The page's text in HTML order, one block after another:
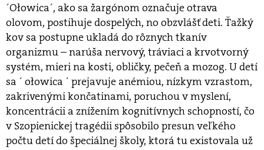
´Ołowica´, ako sa žargónom označuje otrava
olovom, postihuje dospelých, no obzvlášť deti. Ťažký
kov sa postupne ukladá do rôznych tkanív
organizmu – narúša nervový, tráviaci a krvotvorný
systém, mieri na kosti, obličky, pečeň a mozog. U detí
sa ´ ołowica ´ prejavuje anémiou, nízkym vzrastom,
zakrivenými končatinami, poruchou v myslení,
koncentrácii a znížením kognitívnych schopností, čo
v Szopienickej tragédii spôsobilo presun veľkého
počtu detí do špeciálnej školy, ktorá tu existovala už